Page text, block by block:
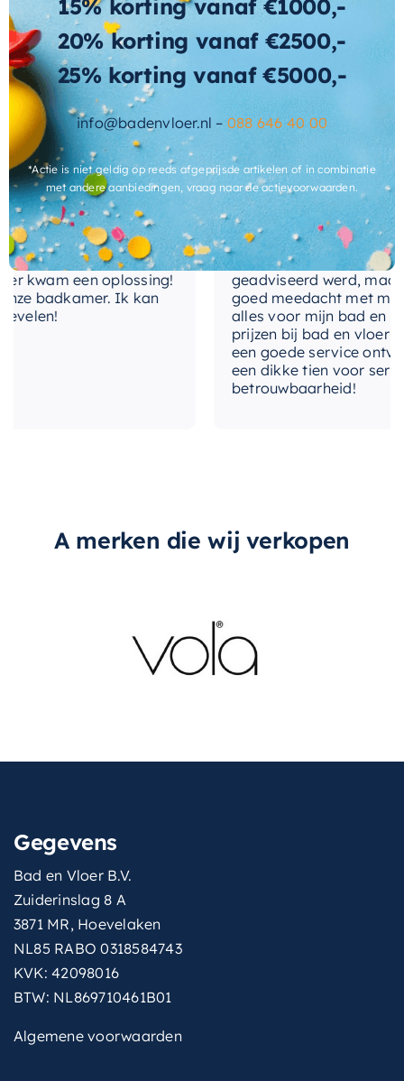
Met de Mondiaz Waskom Arvo in army groen,
kunt u een unieke en stijlvolle sfeer in uw
badkamer creëren. Ontdek het verschil dat een
hoogwaardige, prachtig ontworpen wastafel kan
maken in uw dagelijkse routine.
afvoerplug
antibacterieel Ja
levertijd 2-3 weken
Wat andere over ons zeggen
meegemaakt!
Er werd goed
een oplossing!
badkamer. Ik kan
Cherryl
Het contact tussen Alex en
de telefoon en via de mail,
geadviseerd werd, maar
goed meedacht met mij.
alles voor mijn bad en
prijzen bij bad en vloer
een goede service
een dikke tien voor
betrouwbaarheid!
A merken die wij verkopen
Gegevens
Bad en Vloer B.V.
Zuiderinslag 8 A
3871 MR, Hoevelaken
NL85 RABO 0318584743
KVK: 42098016
BTW: NL869710461B01
Algemene voorwaarden
15% korting vanaf €1000,-
20% korting vanaf €2500,-
25% korting vanaf €5000,-
info@badenvloer.nl – 088 646 40 00
*Actie is niet geldig op reeds afgeprijsde artikelen of in combinatie
met andere aanbiedingen, vraag naar de actievoorwaarden.